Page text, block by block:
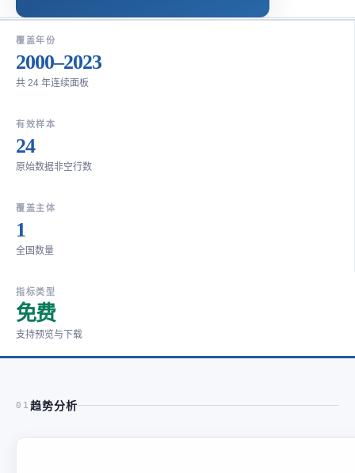
覆盖年份
2000–2023
共 24 年连续面板
有效样本
24
原始数据非空行数
覆盖主体
1
全国数量
指标类型
免费
支持预览与下载
01 趋势分析